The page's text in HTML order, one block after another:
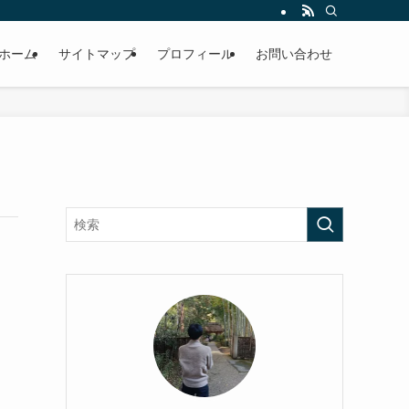
ーム サイトマップ プロフィール お問い合わせ